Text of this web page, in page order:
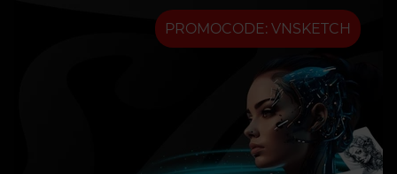
PROMOCODE: VNSKETCH